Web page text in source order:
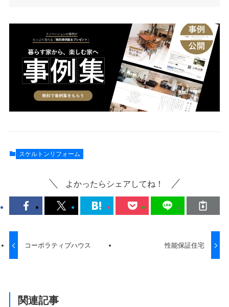
スケルトンリフォーム
よかったらシェアしてね！
コーポラティブハウス 性能保証住宅
関連記事